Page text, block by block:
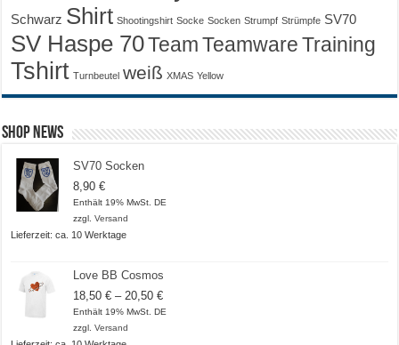
Schwarz Shirt Shootingshirt Socke Socken Strumpf Strümpfe SV70
SV Haspe 70Team Teamware Training
Tshirt Turnbeutel weiß XMAS Yellow
Shop News
SV70 Socken
8,90€
Enthält 19% MwSt. DE
zzgl.Versand
Lieferzeit: ca. 10 Werktage
Love BB Cosmos
18,50€ – 20,50€Preisspanne:
18,50 €
Enthält 19% MwSt. DE
zzgl.Versand